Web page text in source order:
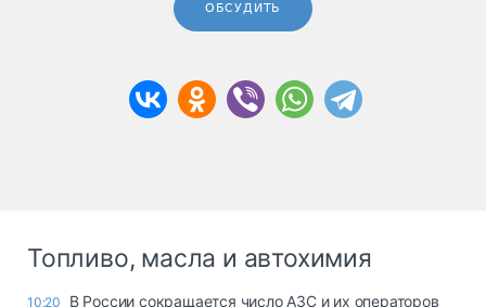
ОБСУДИТЬ
Топливо, масла и автохимия
10:20 В России сокращается число АЗС и их операторов